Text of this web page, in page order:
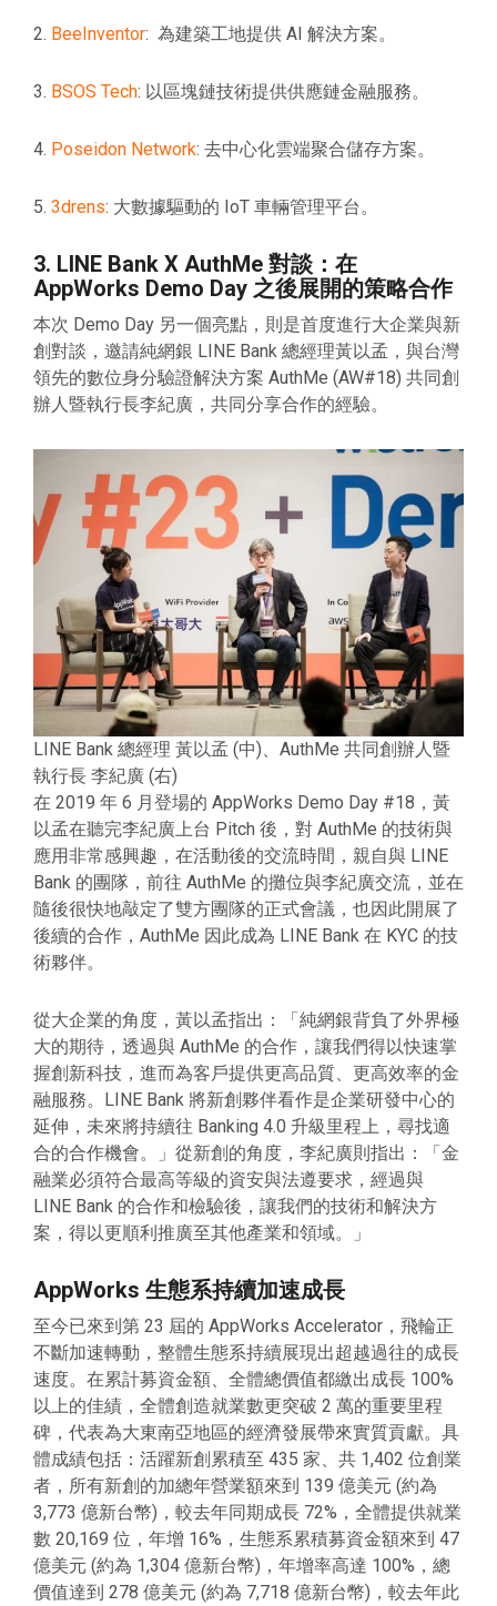
2. BeeInventor: 為建築工地提供 AI 解決方案。
3. BSOS Tech: 以區塊鏈技術提供供應鏈金融服務。
4. Poseidon Network: 去中心化雲端聚合儲存方案。
5. 3drens: 大數據驅動的 IoT 車輛管理平台。
3. LINE Bank X AuthMe 對談：在
AppWorks Demo Day 之後展開的策略合作
本次 Demo Day 另一個亮點，則是首度進行大企業與新
創對談，邀請純網銀 LINE Bank 總經理黃以孟，與台灣
領先的數位身分驗證解決方案 AuthMe (AW#18) 共同創
辦人暨執行長李紀廣，共同分享合作的經驗。
LINE Bank 總經理 黃以孟 (中)、AuthMe 共同創辦人暨
執行長 李紀廣 (右)
在 2019 年 6 月登場的 AppWorks Demo Day #18，黃
以孟在聽完李紀廣上台 Pitch 後，對 AuthMe 的技術與
應用非常感興趣，在活動後的交流時間，親自與 LINE
Bank 的團隊，前往 AuthMe 的攤位與李紀廣交流，並在
隨後很快地敲定了雙方團隊的正式會議，也因此開展了
後續的合作，AuthMe 因此成為 LINE Bank 在 KYC 的技
術夥伴。
從大企業的角度，黃以孟指出：「純網銀背負了外界極
大的期待，透過與 AuthMe 的合作，讓我們得以快速掌
握創新科技，進而為客戶提供更高品質、更高效率的金
融服務。LINE Bank 將新創夥伴看作是企業研發中心的
延伸，未來將持續往 Banking 4.0 升級里程上，尋找適
合的合作機會。」從新創的角度，李紀廣則指出：「金
融業必須符合最高等級的資安與法遵要求，經過與
LINE Bank 的合作和檢驗後，讓我們的技術和解決方
案，得以更順利推廣至其他產業和領域。」
AppWorks 生態系持續加速成長
至今已來到第 23 屆的 AppWorks Accelerator，飛輪正
不斷加速轉動，整體生態系持續展現出超越過往的成長
速度。在累計募資金額、全體總價值都繳出成長 100%
以上的佳績，全體創造就業數更突破 2 萬的重要里程
碑，代表為大東南亞地區的經濟發展帶來實質貢獻。具
體成績包括：活躍新創累積至 435 家、共 1,402 位創業
者，所有新創的加總年營業額來到 139 億美元 (約為
3,773 億新台幣)，較去年同期成長 72%，全體提供就業
數 20,169 位，年增 16%，生態系累積募資金額來到 47
億美元 (約為 1,304 億新台幣)，年增率高達 100%，總
價值達到 278 億美元 (約為 7,718 億新台幣)，較去年此